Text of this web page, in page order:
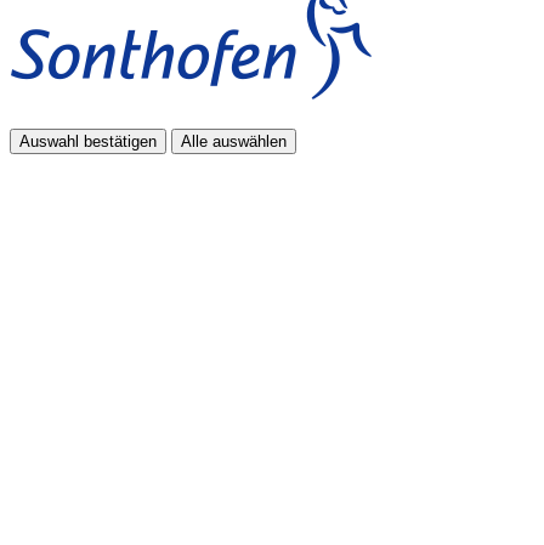
Auswahl bestätigen Alle auswählen